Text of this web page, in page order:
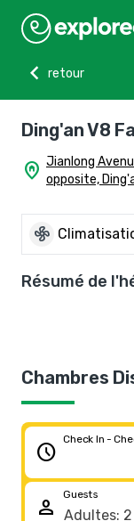
chevron_left
retour
Ding'an V8
home_pin Jianlong
opposite,
mode_fan
Résumé de
Chambres
schedule
Check In -
person
Guests